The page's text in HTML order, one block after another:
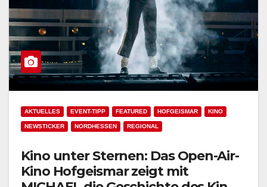
AKTUELLES EVENT-TIPP FEATURED HOFGEISMAR KINO
NEWSTICKER NORDHESSEN REGIONAL
Kino unter Sternen: Das Open-Air-
Kino Hofgeismar zeigt mit